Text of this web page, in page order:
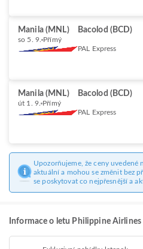
Manila (MNL) Bacolod (BCD)
so 5. 9. Přímý
PAL Express
Manila (MNL) Bacolod (BCD)
út 1. 9. Přímý
PAL Express
Upozorňujeme, že ceny uvedené
aktuální a mohou se změnit bez
se poskytovat co nejpřesnější a
Informace o letu Philippine Airlines